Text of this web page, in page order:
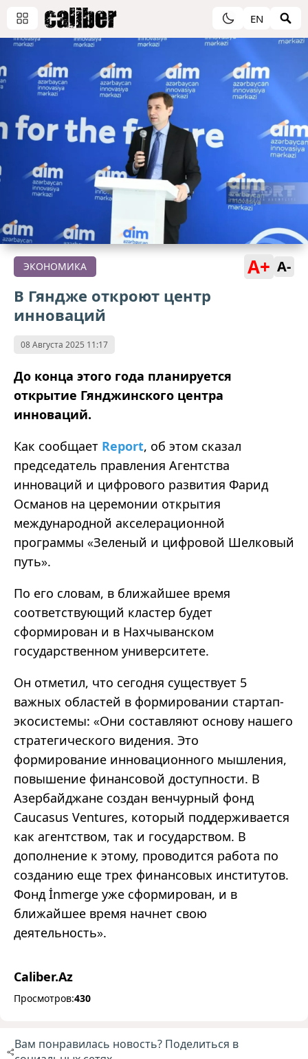
EN
ЭКОНОМИКА A+ A-
В Гяндже откроют центр
инноваций
08 Августа 2025 11:17
До конца этого года планируется
открытие Гянджинского центра
инноваций.
Как сообщает Report, об этом сказал
председатель правления Агентства
инноваций и цифрового развития Фарид
Османов на церемонии открытия
международной акселерационной
программы «Зеленый и цифровой Шелковый
путь».
По его словам, в ближайшее время
соответствующий кластер будет
сформирован и в Нахчыванском
государственном университете.
Он отметил, что сегодня существует 5
важных областей в формировании стартап-
экосистемы: «Они составляют основу нашего
стратегического видения. Это
формирование инновационного мышления,
повышение финансовой доступности. В
Азербайджане создан венчурный фонд
Caucasus Ventures, который поддерживается
как агентством, так и государством. В
дополнение к этому, проводится работа по
созданию еще трех финансовых институтов.
Фонд İnmerge уже сформирован, и в
ближайшее время начнет свою
деятельность».
Caliber.Az
Просмотров:430
Вам понравилась новость? Поделиться в